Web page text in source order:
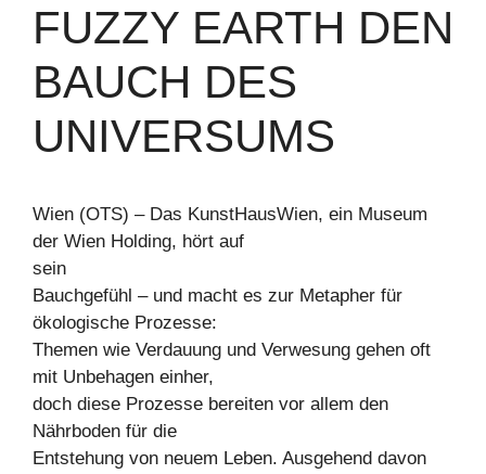
FUZZY EARTH DEN
BAUCH DES
UNIVERSUMS
Wien (OTS) – Das KunstHausWien, ein Museum
der Wien Holding, hört auf
sein
Bauchgefühl – und macht es zur Metapher für
ökologische Prozesse:
Themen wie Verdauung und Verwesung gehen oft
mit Unbehagen einher,
doch diese Prozesse bereiten vor allem den
Nährboden für die
Entstehung von neuem Leben. Ausgehend davon